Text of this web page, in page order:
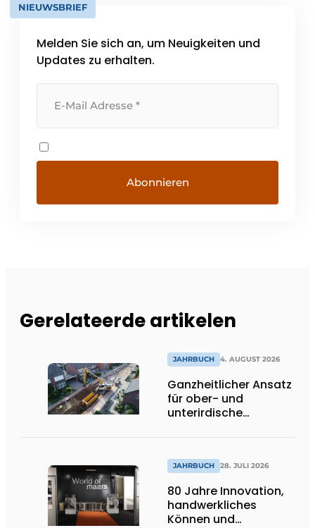
NIEUWSBRIEF
Melden Sie sich an, um Neuigkeiten und
Updates zu erhalten.
Gerelateerde artikelen
JAHRBUCH 4. AUGUST 2026
Ganzheitlicher Ansatz
für ober- und
unterirdische
JAHRBUCH 28. JULI 2026
80 Jahre Innovation,
handwerkliches
Können und